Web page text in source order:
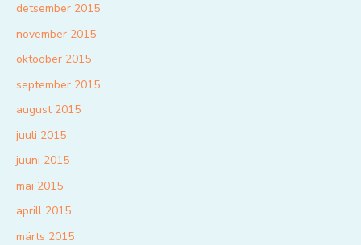
detsember 2015
november 2015
oktoober 2015
september 2015
august 2015
juuli 2015
juuni 2015
mai 2015
aprill 2015
märts 2015